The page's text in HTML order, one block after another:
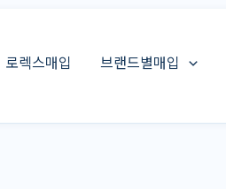
로렉스매입 브랜드별매입